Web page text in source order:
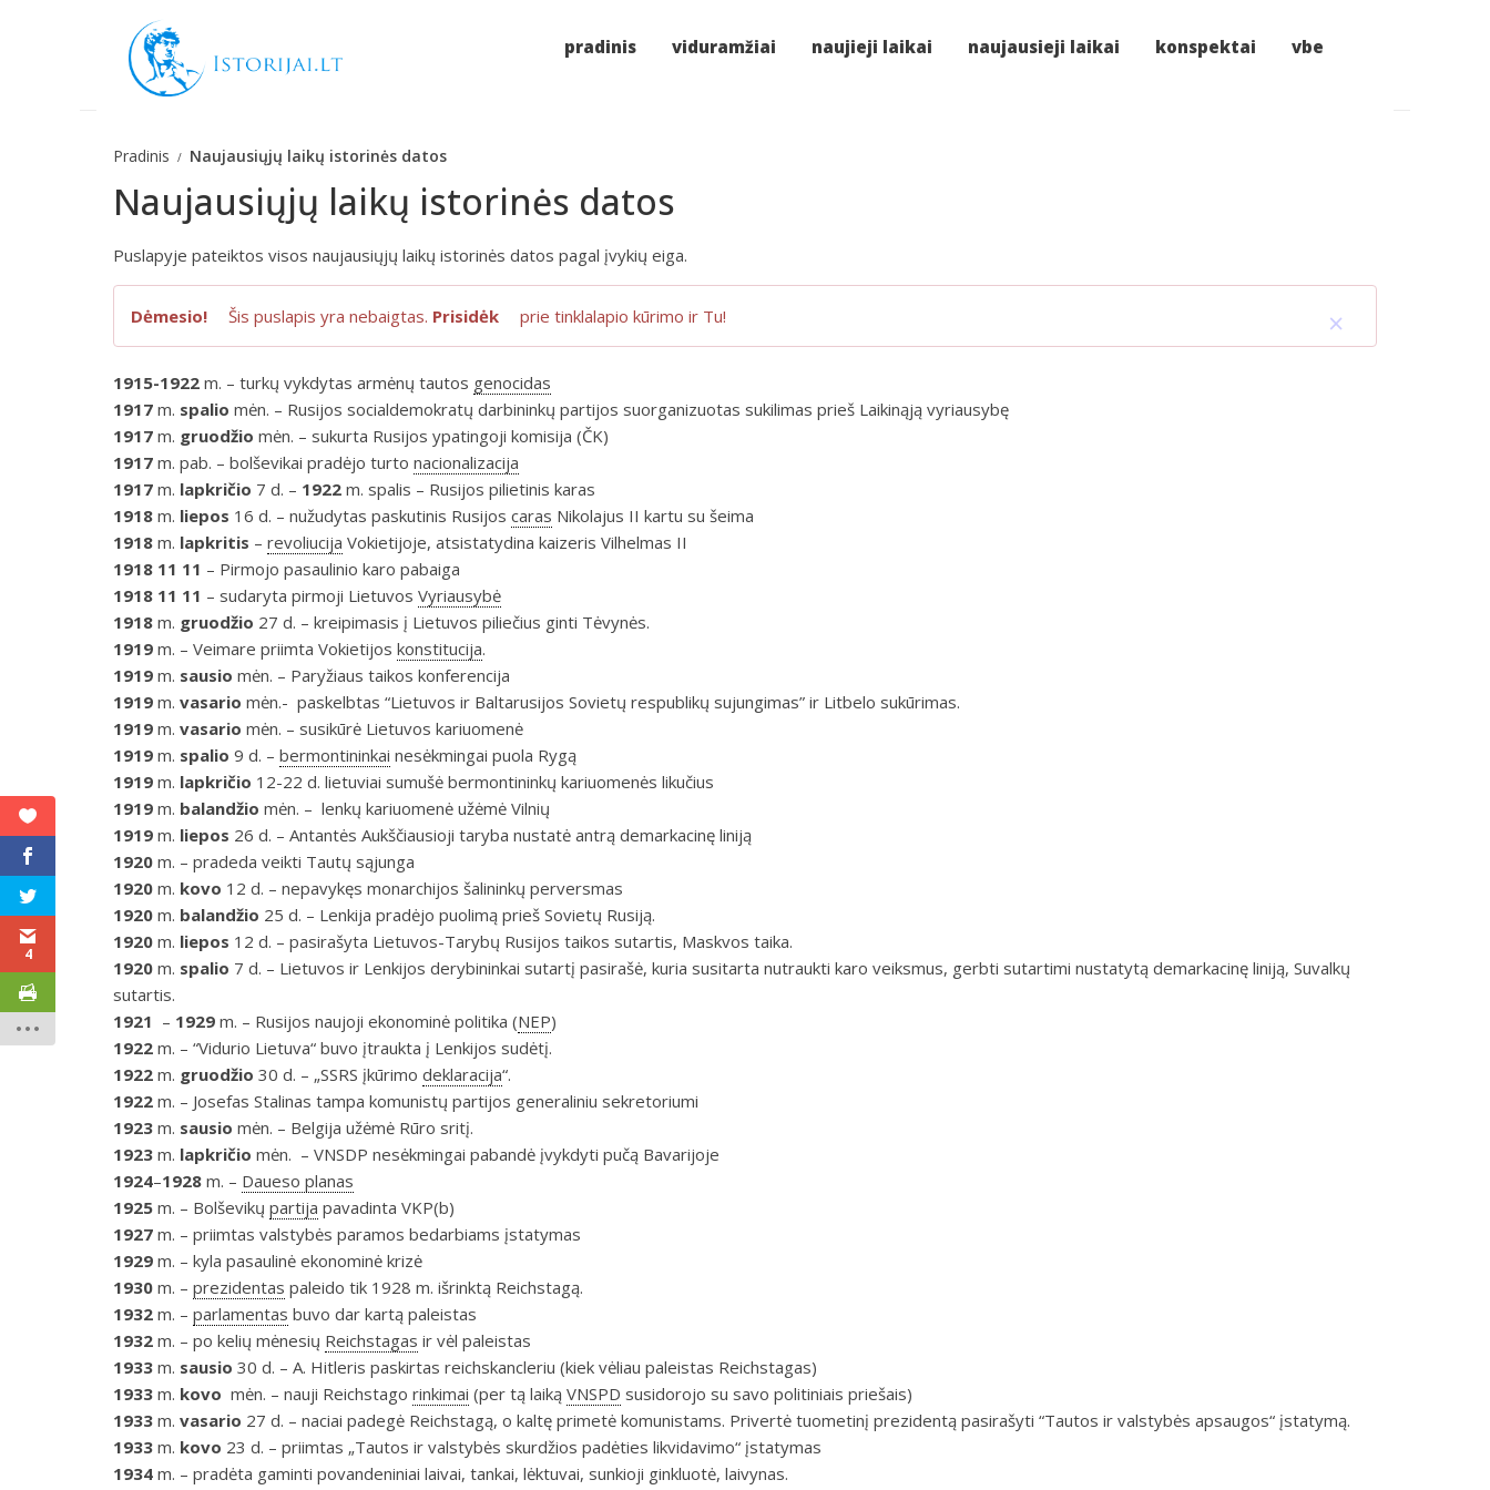
pradinis viduramžiai naujieji laikai naujausieji laikai konspektai vbe
Pradinis Naujausiųjų laikų istorinės datos
Naujausiųjų laikų istorinės datos
Puslapyje pateiktos visos naujausiųjų laikų istorinės datos pagal įvykių eiga.
×
Dėmesio! Šis puslapis yra nebaigtas. Prisidėk prie tinklalapio kūrimo ir Tu!
1915-1922 m. – turkų vykdytas armėnų tautos genocidas
1917 m. spalio mėn. – Rusijos socialdemokratų darbininkų partijos suorganizuotas sukilimas prieš Laikinąją vyriausybę
1917 m. gruodžio mėn. – sukurta Rusijos ypatingoji komisija (ČK)
1917 m. pab. – bolševikai pradėjo turto nacionalizacija
1917 m. lapkričio 7 d. – 1922 m. spalis – Rusijos pilietinis karas
1918 m. liepos 16 d. – nužudytas paskutinis Rusijos caras Nikolajus II kartu su šeima
1918 m. lapkritis – revoliucija Vokietijoje, atsistatydina kaizeris Vilhelmas II
1918 11 11 – Pirmojo pasaulinio karo pabaiga
1918 11 11 – sudaryta pirmoji Lietuvos Vyriausybė
1918 m. gruodžio 27 d. – kreipimasis į Lietuvos piliečius ginti Tėvynės.
1919 m. – Veimare priimta Vokietijos konstitucija.
1919 m. sausio mėn. – Paryžiaus taikos konferencija
1919 m. vasario mėn.- paskelbtas “Lietuvos ir Baltarusijos Sovietų respublikų sujungimas” ir Litbelo sukūrimas.
1919 m. vasario mėn. – susikūrė Lietuvos kariuomenė
1919 m. spalio 9 d. – bermontininkai nesėkmingai puola Rygą
1919 m. lapkričio 12-22 d. lietuviai sumušė bermontininkų kariuomenės likučius
1919 m. balandžio mėn. – lenkų kariuomenė užėmė Vilnių
1919 m. liepos 26 d. – Antantės Aukščiausioji taryba nustatė antrą demarkacinę liniją
1920 m. – pradeda veikti Tautų sąjunga
1920 m. kovo 12 d. – nepavykęs monarchijos šalininkų perversmas
1920 m. balandžio 25 d. – Lenkija pradėjo puolimą prieš Sovietų Rusiją.
1920 m. liepos 12 d. – pasirašyta Lietuvos-Tarybų Rusijos taikos sutartis, Maskvos taika.
1920 m. spalio 7 d. – Lietuvos ir Lenkijos derybininkai sutartį pasirašė, kuria susitarta nutraukti karo veiksmus, gerbti sutartimi nustatytą demarkacinę liniją, Suvalkų
sutartis.
1921 – 1929 m. – Rusijos naujoji ekonominė politika (NEP)
1922 m. – “Vidurio Lietuva“ buvo įtraukta į Lenkijos sudėtį.
1922 m. gruodžio 30 d. – „SSRS įkūrimo deklaracija“.
1922 m. – Josefas Stalinas tampa komunistų partijos generaliniu sekretoriumi
1923 m. sausio mėn. – Belgija užėmė Rūro sritį.
1923 m. lapkričio mėn. – VNSDP nesėkmingai pabandė įvykdyti pučą Bavarijoje
1924–1928 m. – Daueso planas
1925 m. – Bolševikų partija pavadinta VKP(b)
1927 m. – priimtas valstybės paramos bedarbiams įstatymas
1929 m. – kyla pasaulinė ekonominė krizė
1930 m. – prezidentas paleido tik 1928 m. išrinktą Reichstagą.
1932 m. – parlamentas buvo dar kartą paleistas
1932 m. – po kelių mėnesių Reichstagas ir vėl paleistas
1933 m. sausio 30 d. – A. Hitleris paskirtas reichskancleriu (kiek vėliau paleistas Reichstagas)
1933 m. kovo mėn. – nauji Reichstago rinkimai (per tą laiką VNSPD susidorojo su savo politiniais priešais)
1933 m. vasario 27 d. – naciai padegė Reichstagą, o kaltę primetė komunistams. Privertė tuometinį prezidentą pasirašyti “Tautos ir valstybės apsaugos“ įstatymą.
1933 m. kovo 23 d. – priimtas „Tautos ir valstybės skurdžios padėties likvidavimo“ įstatymas
1934 m. – pradėta gaminti povandeniniai laivai, tankai, lėktuvai, sunkioji ginkluotė, laivynas.
4